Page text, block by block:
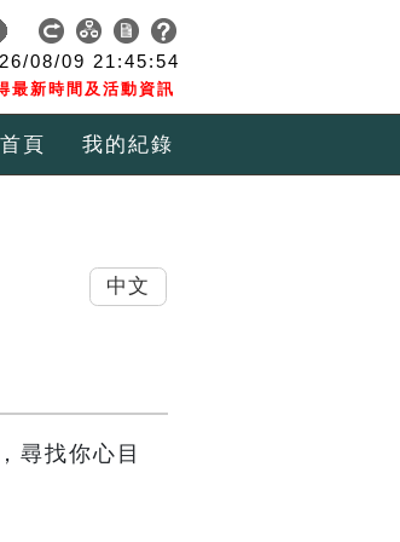
08/09 21:45:54
最新時間及活動資訊
頁 我的紀錄
尋找你心目